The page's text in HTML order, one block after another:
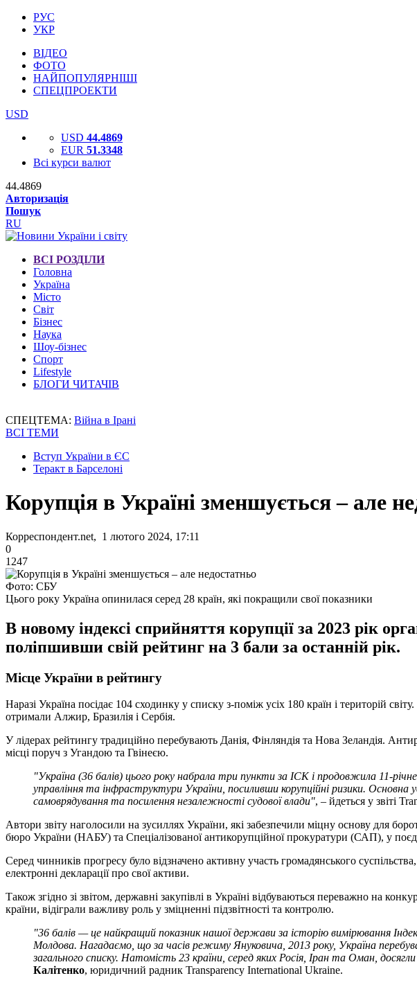
РУС
УКР
ВІДЕО
ФОТО
НАЙПОПУЛЯРНІШІ
СПЕЦПРОЕКТИ
USD
USD 44.4869
EUR 51.3348
Всі курси валют
44.4869
Авторизація
Пошук
RU
ВСІ РОЗДІЛИ
Головна
Україна
Місто
Світ
Бізнес
Наука
Шоу-бізнес
Спорт
Lifestyle
БЛОГИ ЧИТАЧІВ
СПЕЦТЕМА: Війна в Ірані
ВСІ ТЕМИ
Вступ України в ЄС
Теракт в Барселоні
Корупція в Україні зменшується – але
Корреспондент.net, 1 лютого 2024, 17:11
0
1247
Фото: СБУ
Цього року Україна опинилася серед 28 країн, які покращили свої показники
В новому індексі сприйняття корупції за 2023 рік
поліпшивши свій рейтинг на 3 бали за останній рік.
Місце України в рейтингу
Наразі Україна посідає 104 сходинку у списку з-поміж усіх 180 країн і територій
отримали Алжир, Бразилія і Сербія.
У лідерах рейтингу традиційно перебувають Данія, Фінляндія та Нова Зеландія.
місці поруч з Угандою та Гвінеєю.
"Україна (36 балів) цього року набрала три пункти за ІСК і продовжила 11-
управління та інфраструктури України, посиливши корупційні ризики.
самоврядування та посилення незалежності судової влади", – йдеться у звіті
Автори звіту наголосили на зусиллях України, які забезпечили міцну основу для
бюро України (НАБУ) та Спеціалізованої антикорупційної прокуратури (САП), у
Серед чинників прогресу було відзначено активну участь громадянського
електронні декларації про свої активи.
Також згідно зі звітом, державні закупівлі в Україні відбуваються переважно на
країни, відіграли важливу роль у зміцненні підзвітності та контролю.
"36 балів — це найкращий показник нашої держави за історію вимірювання
Молдова. Нагадаємо, що за часів режиму Януковича, 2013 року, Україна
загального списку. Натомість 23 країни, серед яких Росія, Іран та Оман,
Калітенко, юридичний радник Transparency International Ukraine.